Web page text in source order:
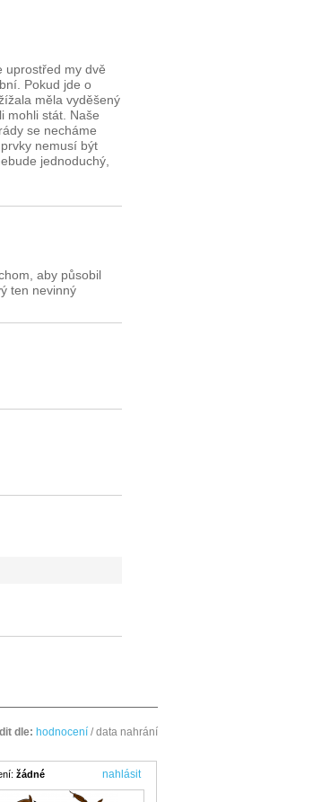
uprostřed my dvě
Pokud jde o
měla vyděšený
mohli stát. Naše
se necháme
nemusí být
jednoduchý,
aby působil
ten nevinný
dle: hodnocení / data nahrání
žádné nahlásit